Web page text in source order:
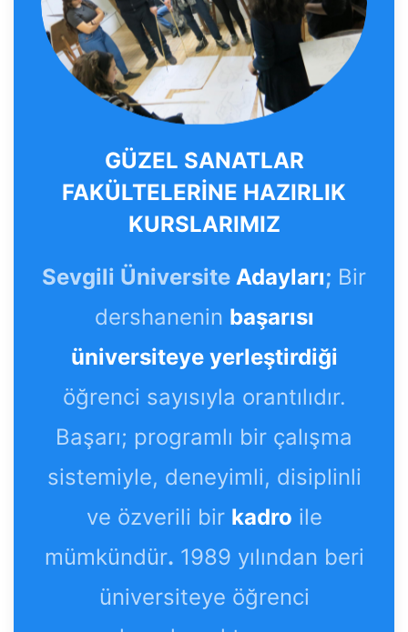
GÜZEL SANATLAR
FAKÜLTELERİNE HAZIRLIK
KURSLARIMIZ
Sevgili Üniversite Adayları; Bir
dershanenin başarısı
üniversiteye yerleştirdiği
öğrenci sayısıyla orantılıdır.
Başarı; programlı bir çalışma
sistemiyle, deneyimli, disiplinli
ve özverili bir kadro ile
mümkündür. 1989 yılından beri
üniversiteye öğrenci